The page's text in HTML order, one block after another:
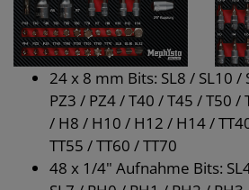
24 x 8 mm Bits: SL8 / SL10 /
PZ3 / PZ4 / T40 / T45 / T50 /
/ H8 / H10 / H12 / H14 /
TT55 / TT60 / TT70
48 x 1/4" Aufnahme Bits: